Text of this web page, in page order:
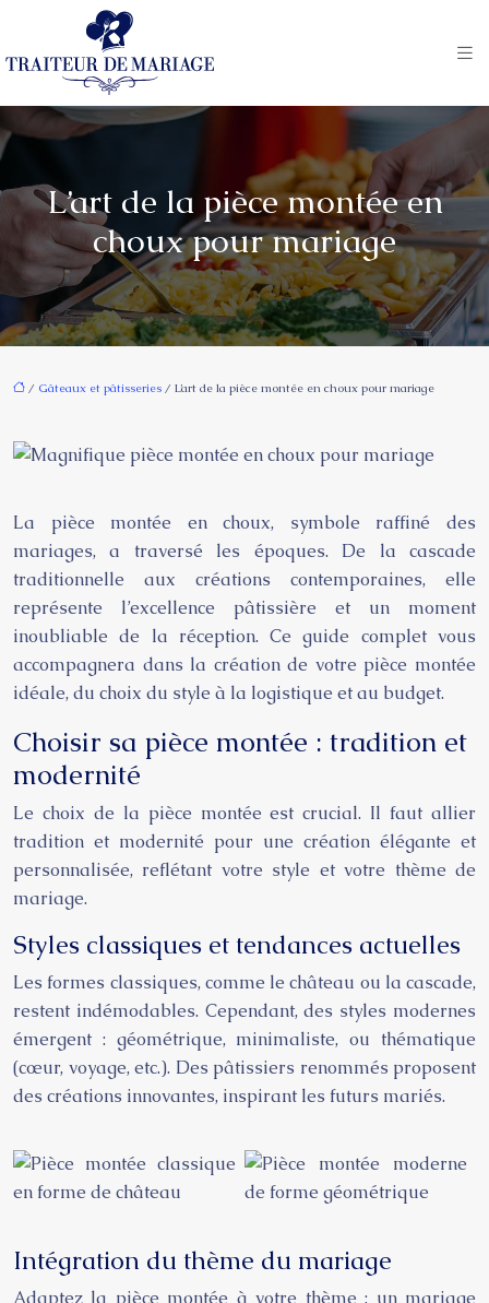
L’art de la pièce montée en
choux pour mariage
/ Gâteaux et pâtisseries / L’art de la pièce montée en choux pour mariage
La pièce montée en choux, symbole raffiné des
mariages, a traversé les époques. De la cascade
traditionnelle aux créations contemporaines, elle
représente l’excellence pâtissière et un moment
inoubliable de la réception. Ce guide complet vous
accompagnera dans la création de votre pièce montée
idéale, du choix du style à la logistique et au budget.
Choisir sa pièce montée : tradition et
modernité
Le choix de la pièce montée est crucial. Il faut allier
tradition et modernité pour une création élégante et
personnalisée, reflétant votre style et votre thème de
mariage.
Styles classiques et tendances actuelles
Les formes classiques, comme le château ou la cascade,
restent indémodables. Cependant, des styles modernes
émergent : géométrique, minimaliste, ou thématique
(cœur, voyage, etc.). Des pâtissiers renommés proposent
des créations innovantes, inspirant les futurs mariés.
Intégration du thème du mariage
Adaptez la pièce montée à votre thème : un mariage